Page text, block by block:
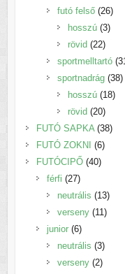
futó felső 2626
hosszú 33
rövid 2222
sportmelltartó
sportnadrág 3838
hosszú 1818
rövid 2020
termék
FUTÓ SAPKA 3838
FUTÓ ZOKNI 66
termék
FUTÓCIPŐ 4040
férfi 2727
termék
neutrális 1313
verseny 1111
junior 66
termék
neutrális 33
termék
verseny 22